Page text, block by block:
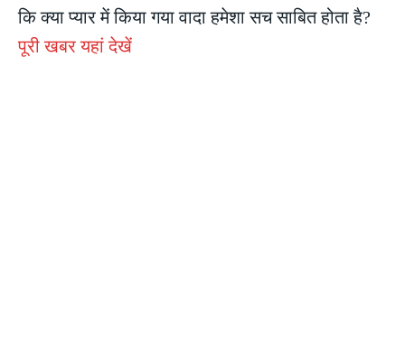
कि क्या प्यार में किया गया वादा हमेशा सच साबित होता है?
पूरी खबर यहां देखें